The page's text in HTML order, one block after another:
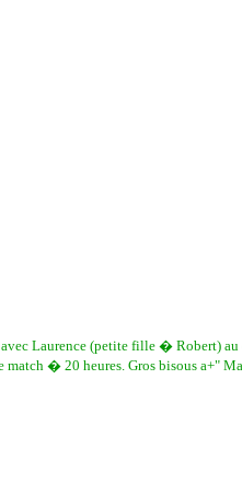
avec Laurence (petite fille � Robert)
� 20 heures. Gros bisous a+"